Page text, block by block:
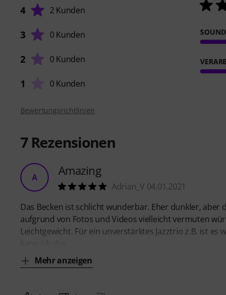
4 2 Kunden
3 0 Kunden
2 0 Kunden
1 0 Kunden
SOUND
Bewertungsrichtlinien
7 Rezensionen
A Amazing
Adrian_V 04.01.2021
Das Becken ist schlicht wunderbar. Eher dunkler, aber
aufgrund von Fotos und Videos vielleicht vermuten
Leichtgewicht. Für ein unverstärktes Jazztrio z.B. ist
Mehr anzeigen